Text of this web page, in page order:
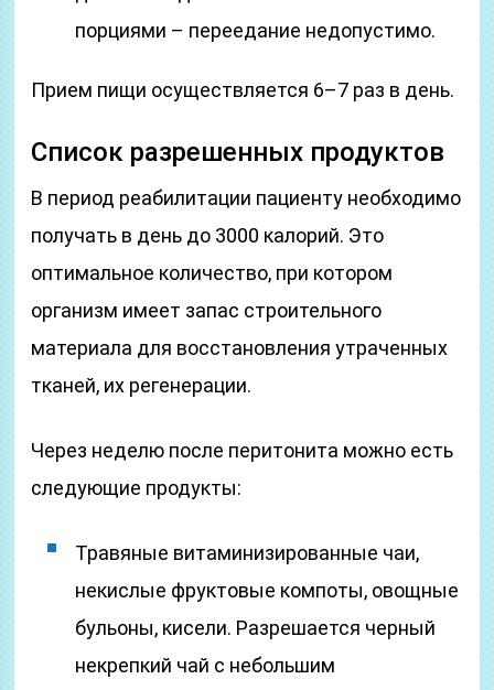
порциями – переедание недопустимо.
Прием пищи осуществляется 6–7 раз в день.
Список разрешенных продуктов
В период реабилитации пациенту необходимо
получать в день до 3000 калорий. Это
оптимальное количество, при котором
организм имеет запас строительного
материала для восстановления утраченных
тканей, их регенерации.
Через неделю после перитонита можно есть
следующие продукты:
Травяные витаминизированные чаи,
некислые фруктовые компоты, овощные
бульоны, кисели. Разрешается черный
некрепкий чай с небольшим